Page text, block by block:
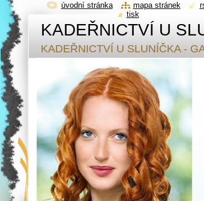
KADEŘNICTVÍ U
KADEŘNICTVÍ U SLUNÍČKA -
úvodní stránka mapa stránek
tisk